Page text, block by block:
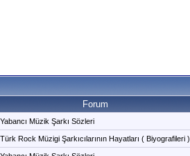
Forum
Yabancı Müzik Şarkı Sözleri
Türk Rock Müzigi Şarkıcılarının Hayatları ( Biyografileri )